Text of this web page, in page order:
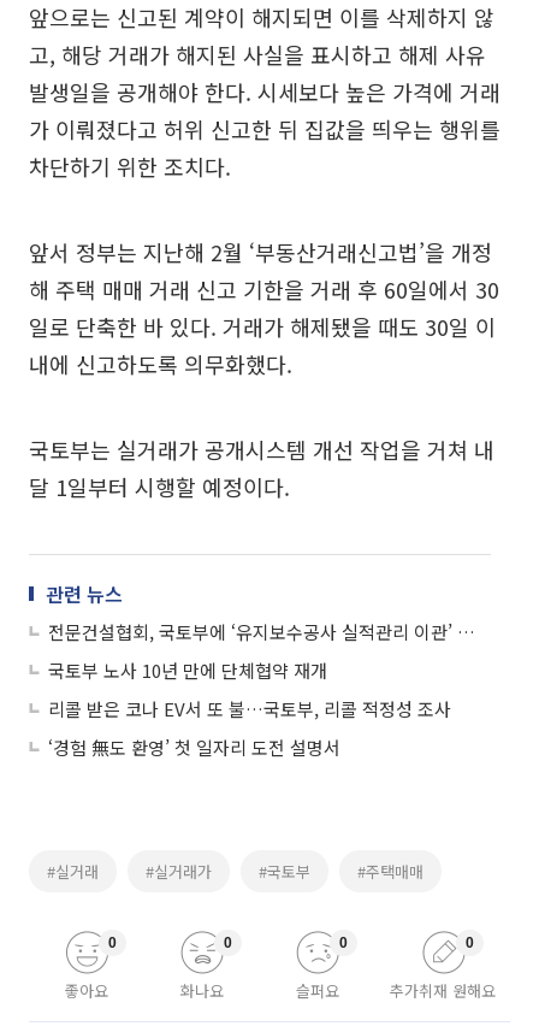
앞으로는 신고된 계약이 해지되면 이를 삭제하지 않
고, 해당 거래가 해지된 사실을 표시하고 해제 사유
발생일을 공개해야 한다. 시세보다 높은 가격에 거래
가 이뤄졌다고 허위 신고한 뒤 집값을 띄우는 행위를
차단하기 위한 조치다.
앞서 정부는 지난해 2월 ‘부동산거래신고법’을 개정
해 주택 매매 거래 신고 기한을 거래 후 60일에서 30
일로 단축한 바 있다. 거래가 해제됐을 때도 30일 이
내에 신고하도록 의무화했다.
국토부는 실거래가 공개시스템 개선 작업을 거쳐 내
달 1일부터 시행할 예정이다.
관련 뉴스
전문건설협회, 국토부에 ‘유지보수공사 실적관리 이관’ 탄원서 제출
국토부 노사 10년 만에 단체협약 재개
리콜 받은 코나 EV서 또 불…국토부, 리콜 적정성 조사
‘경험 無도 환영’ 첫 일자리 도전 설명서
#실거래 #실거래가 #국토부 #주택매매
좋아요
0
화나요
0
슬퍼요
0
추가취재 원해요
0